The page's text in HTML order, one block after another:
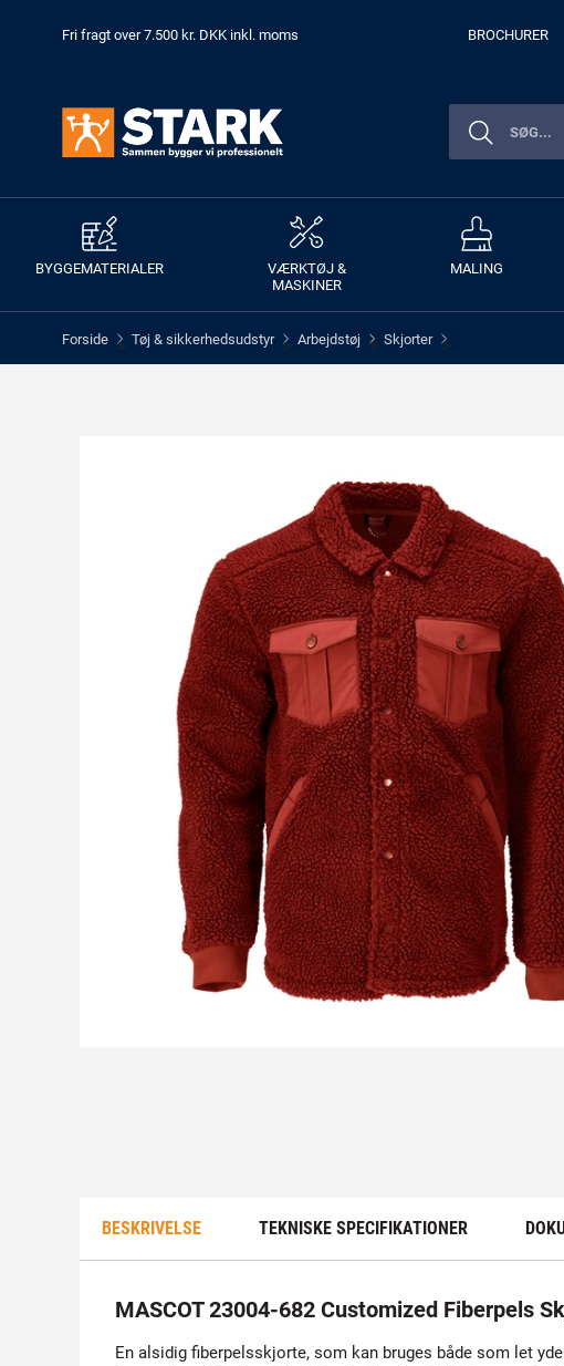
Fri fragt over 7.500 kr. DKK inkl. moms BROCHURER
BYGGEMATERIALER
VÆRKTØJ &
MASKINER
MALING
Forside > Tøj & sikkerhedsudstyr > Arbejdstøj > Skjorter >
BESKRIVELSE TEKNISKE SPECIFIKATIONER
MASCOT 23004-682 Customized Fiberpels
En alsidig fiberpelsskjorte, som kan bruges både som let